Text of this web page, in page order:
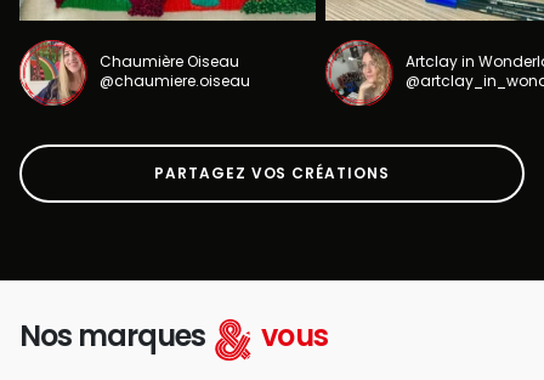
Chaumière Oiseau
@chaumiere.oiseau
Artclay in
PARTAGEZ VOS CRÉATIONS
Nos marques vous